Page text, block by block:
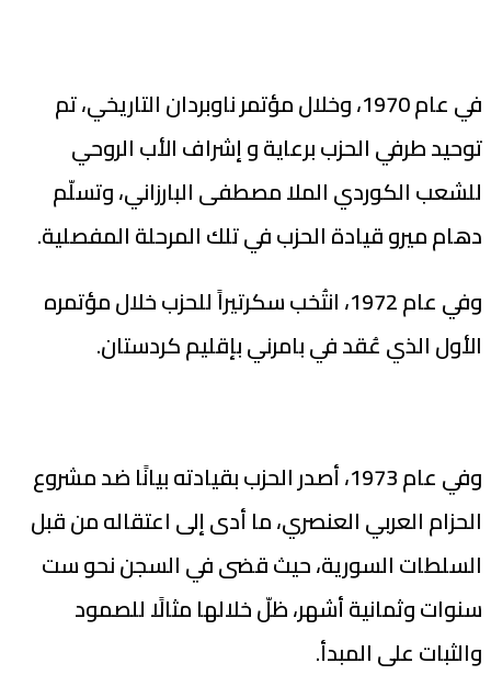
في عام 1970، وخلال مؤتمر ناوبردان التاريخي، تم
توحيد طرفي الحزب برعاية و إشراف الأب الروحي
للشعب الكوردي الملا مصطفى البارزاني، وتسلّم
دهام ميرو قيادة الحزب في تلك المرحلة المفصلية.
وفي عام 1972، انتُخب سكرتيراً للحزب خلال مؤتمره
الأول الذي عُقد في بامرني بإقليم كردستان.
وفي عام 1973، أصدر الحزب بقيادته بيانًا ضد مشروع
الحزام العربي العنصري، ما أدى إلى اعتقاله من قبل
السلطات السورية، حيث قضى في السجن نحو ست
سنوات وثمانية أشهر، ظلّ خلالها مثالًا للصمود
والثبات على المبدأ.